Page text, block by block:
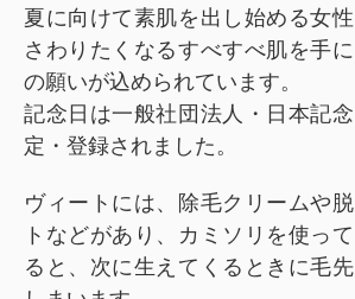
夏に向けて素肌を出し始める女
さわりたくなるすべすべ肌を手
の願いが込められています。
記念日は一般社団法人・日本記
定・登録されました。
ヴィートには、除毛クリームや
トなどがあり、カミソリを使っ
ると、次に生えてくるときに毛